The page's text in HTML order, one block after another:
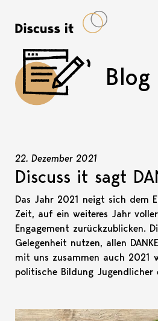
Blog
22. Dezember 2021
Discuss it sagt
Das Jahr 2021 neigt sich dem
Zeit, auf ein weiteres Jahr
Engagement zurückzublicken.
Gelegenheit nutzen, allen
mit uns zusammen auch 2021
politische Bildung Jugendlicher